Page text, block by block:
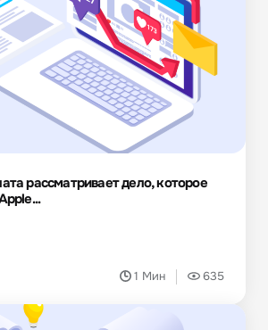
рассматривает дело, которое
1 Мин 635